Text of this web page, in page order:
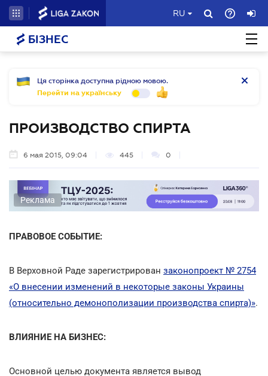
RU
БІЗНЕС
Ця сторінка доступна рідною мовою.
Перейти на українську
ПРОИЗВОДСТВО СПИРТА
6 мая 2015, 09:04 445 0
Реклама
ПРАВОВОЕ СОБЫТИЕ:
В Верховной Раде зарегистрирован законопроект № 2754
«О внесении изменений в некоторые законы Украины
(относительно демонополизации производства спирта)».
ВЛИЯНИЕ НА БИЗНЕС:
Основной целью документа является вывод